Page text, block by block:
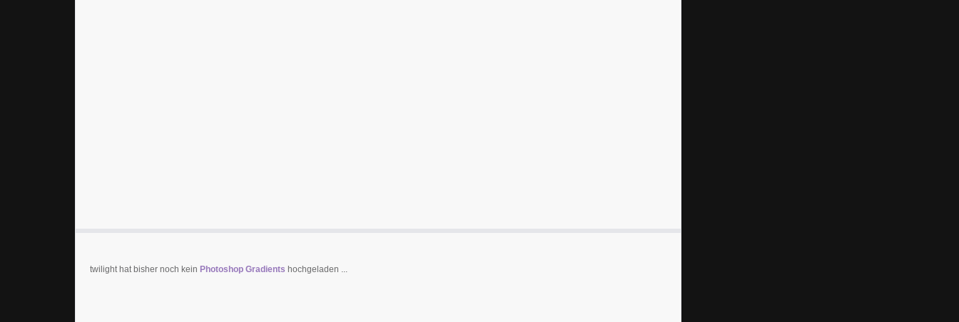
twilight hat bisher noch kein Photoshop Gradients hochgeladen ...